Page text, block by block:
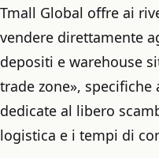
Tmall Global offre ai
vendere direttamente
depositi e warehouse
trade zone»,
dedicate al libero
logistica e i tempi di